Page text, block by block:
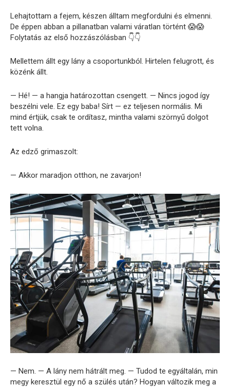
Lehajtottam a fejem, készen álltam megfordulni és elmenni.
De éppen abban a pillanatban valami váratlan történt 😱😱
Folytatás az első hozzászólásban 👇👇
Mellettem állt egy lány a csoportunkból. Hirtelen felugrott, és
közénk állt.
— Hé! — a hangja határozottan csengett. — Nincs jogod így
beszélni vele. Ez egy baba! Sírt — ez teljesen normális. Mi
mind értjük, csak te ordítasz, mintha valami szörnyű dolgot
tett volna.
Az edző grimaszolt:
— Akkor maradjon otthon, ne zavarjon!
— Nem. — A lány nem hátrált meg. — Tudod te egyáltalán, min
megy keresztül egy nő a szülés után? Hogyan változik meg a